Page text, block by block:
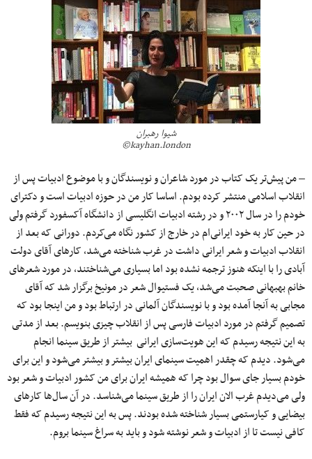
شیوا رهبران
kayhan.london©
– من پیش‌تر یک کتاب در مورد شاعران و نویسندگان و با موضوع ادبیات پس از
انقلاب اسلامی منتشر کرده بودم. اساسا کار من در حوزه ادبیات است و دکترای
خودم را در سال ۲۰۰۲ و در رشته ادبیات انگلیسی از دانشگاه آکسفورد گرفتم ولی
در حین کار به خود ایرانی‌ام در خارج از کشور نگاه می‌کردم. دورانی که بعد از
انقلاب ادبیات و شعر ایرانی داشت در غرب شناخته می‌شد، کارهای آقای دولت
آبادی را با اینکه هنوز ترجمه نشده بود اما بسیاری می‌شناختند، در مورد شعرهای
خانم بهبهانی صحبت می‌شد، یک فستیوال شعر در مونیخ برگزار شد که آقای
مجابی به آنجا آمده بود و با نویسندگان آلمانی در ارتباط بود و من اینجا بود که
تصمیم گرفتم در مورد ادبیات فارسی پس از انقلاب چیزی بنویسم. بعد از مدتی
به این نتیجه رسیدم که این هویت‌سازی ایرانی بیشتر از طریق سینما انجام
می‌شود. دیدم که چقدر اهمیت سینمای ایران بیشتر و بیشتر می‌شود و این برای
خودم بسیار جای سوال بود چرا که همیشه ایران برای من کشور ادبیات و شعر بود
ولی می‌دیدم غرب الان ایران را از طریق سینما می‌شناسد. در آن سال‌ها کارهای
بیضایی و کیارستمی بسیار شناخته شده بودند. پس به این نتیجه رسیدم که فقط
کافی نیست تا از ادبیات و شعر نوشته شود و باید به سراغ سینما بروم.